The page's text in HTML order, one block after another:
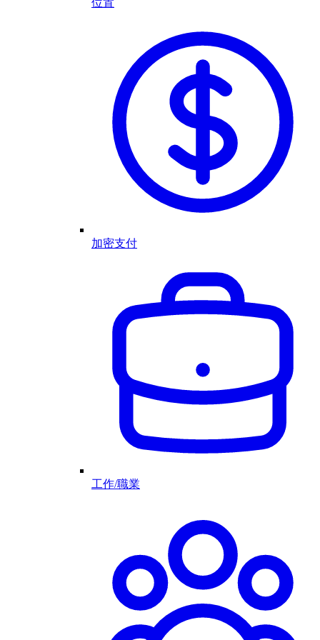
位置
加密支付
工作/職業